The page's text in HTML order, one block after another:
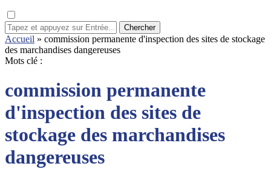
Chercher
Accueil » commission permanente d'inspection des sites de stockage
des marchandises dangereuses
Mots clé :
commission permanente
d'inspection des sites de
stockage des marchandises
dangereuses